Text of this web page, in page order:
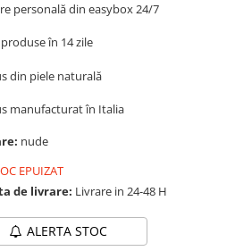
personală din easybox 24/7
în 14 zile
din piele naturală
manufacturat în Italia
nude
EPUIZAT
de livrare: Livrare in 24-48 H
ALERTA STOC